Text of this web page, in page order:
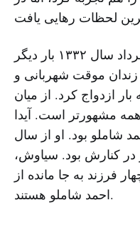
شاملو پس از کودتای ۲۸ مرداد سال ۱۳۳۲ بار دیگر
موقت شهربانی و
ازدواج کرد. از میان
مشهورتر است. آیدا
شاملو بود. او از سال
در کنارش بود. سیاوش،‌
فرزند به جا مانده از
احمد شاملو هستند.